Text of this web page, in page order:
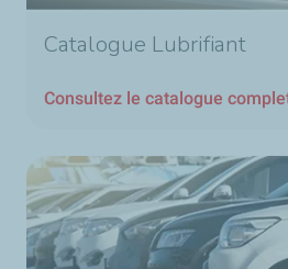
Catalogue Lubrifiant
Consultez le catalogue